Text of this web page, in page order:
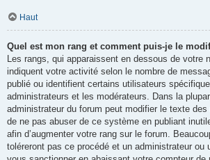
Haut
Quel est mon rang et comment puis-je le
Les rangs, qui apparaissent en dessous de votre
indiquent votre activité selon le nombre de
publié ou identifient certains utilisateurs
administrateurs et les modérateurs. Dans la
administrateur du forum peut modifier le texte
de ne pas abuser de ce système en publiant
afin d’augmenter votre rang sur le forum.
toléreront pas ce procédé et un administrateur ou